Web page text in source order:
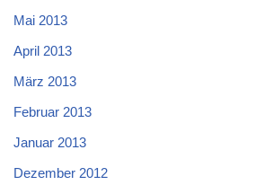
Mai 2013
April 2013
März 2013
Februar 2013
Januar 2013
Dezember 2012